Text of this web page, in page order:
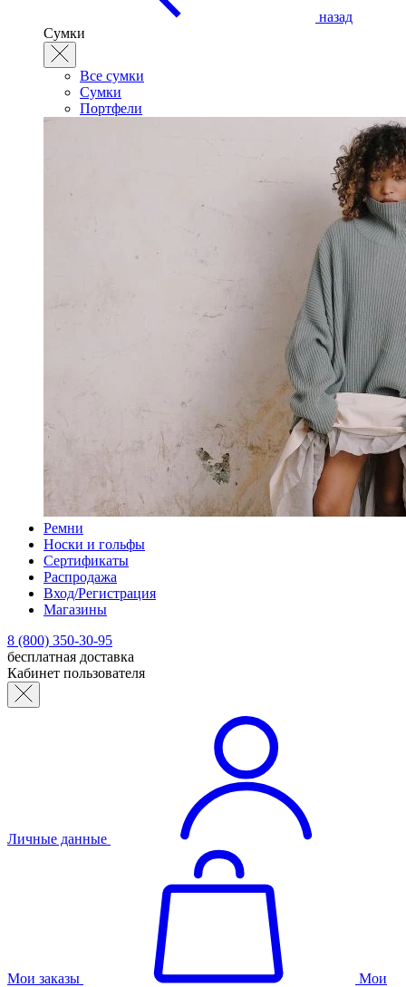
назад
Сумки
Все сумки
Сумки
Портфели
Ремни
Носки и гольфы
Сертификаты
Распродажа
Вход/Регистрация
Магазины
8 (800) 350-30-95
бесплатная доставка
Кабинет пользователя
Личные данные
Мои заказы Мои